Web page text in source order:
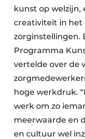
kunst op welzijn,
creativiteit in het
zorginstellingen.
Programma
vertelde over de
hoge werkdruk.
werk om zo
meerwaarde en
en cultuur wel